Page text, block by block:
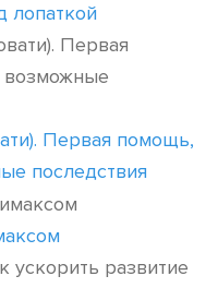
лопаткой
Первая помощь,
последствия